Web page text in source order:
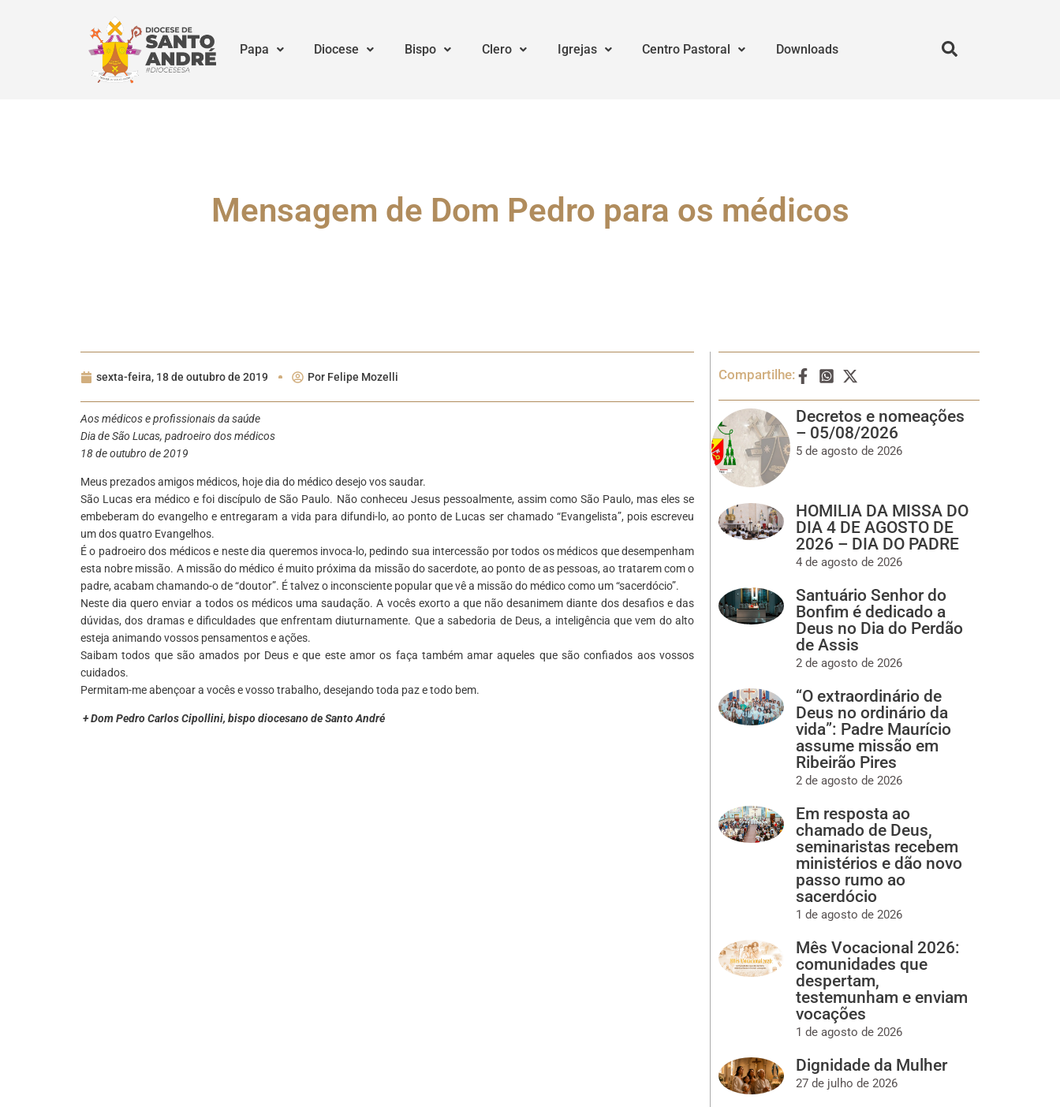
Papa Diocese Bispo Clero Igrejas Centro Pastoral Downloads
Mensagem de Dom Pedro para os médicos
sexta-feira, 18 de outubro de 2019 Por Felipe Mozelli
Aos médicos e profissionais da saúde
Dia de São Lucas, padroeiro dos médicos
18 de outubro de 2019
Meus prezados amigos médicos, hoje dia do médico desejo vos saudar.
São Lucas era médico e foi discípulo de São Paulo. Não conheceu Jesus pessoalmente, assim como São Paulo, mas eles se
embeberam do evangelho e entregaram a vida para difundi-lo, ao ponto de Lucas ser chamado “Evangelista”, pois escreveu
um dos quatro Evangelhos.
É o padroeiro dos médicos e neste dia queremos invoca-lo, pedindo sua intercessão por todos os médicos que desempenham
esta nobre missão. A missão do médico é muito próxima da missão do sacerdote, ao ponto de as pessoas, ao tratarem com o
padre, acabam chamando-o de “doutor”. É talvez o inconsciente popular que vê a missão do médico como um “sacerdócio”.
Neste dia quero enviar a todos os médicos uma saudação. A vocês exorto a que não desanimem diante dos desafios e das
dúvidas, dos dramas e dificuldades que enfrentam diuturnamente. Que a sabedoria de Deus, a inteligência que vem do alto
esteja animando vossos pensamentos e ações.
Saibam todos que são amados por Deus e que este amor os faça também amar aqueles que são confiados aos vossos
cuidados.
Permitam-me abençoar a vocês e vosso trabalho, desejando toda paz e todo bem.
+ Dom Pedro Carlos Cipollini, bispo diocesano de Santo André
Compartilhe:
Decretos e nomeações
– 05/08/2026
5 de agosto de 2026
HOMILIA DA MISSA DO
DIA 4 DE AGOSTO DE
2026 – DIA DO PADRE
4 de agosto de 2026
Santuário Senhor do
Bonfim é dedicado a
Deus no Dia do Perdão
de Assis
2 de agosto de 2026
“O extraordinário de
Deus no ordinário da
vida”: Padre Maurício
assume missão em
Ribeirão Pires
2 de agosto de 2026
Em resposta ao
chamado de Deus,
seminaristas recebem
ministérios e dão novo
passo rumo ao
sacerdócio
1 de agosto de 2026
Mês Vocacional 2026:
comunidades que
despertam,
testemunham e enviam
vocações
1 de agosto de 2026
Dignidade da Mulher
27 de julho de 2026